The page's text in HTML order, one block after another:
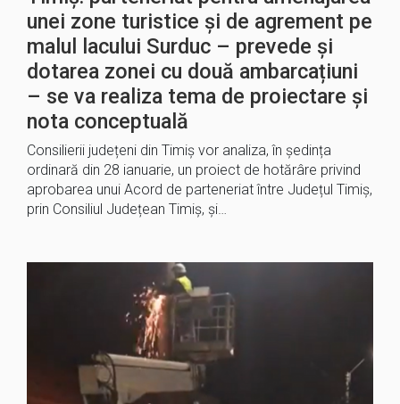
unei zone turistice și de agrement pe
malul lacului Surduc – prevede și
dotarea zonei cu două ambarcațiuni
– se va realiza tema de proiectare și
nota conceptuală
Consilierii județeni din Timiș vor analiza, în ședința
ordinară din 28 ianuarie, un proiect de hotărâre privind
aprobarea unui Acord de parteneriat între Județul Timiș,
prin Consiliul Județean Timiș, și…